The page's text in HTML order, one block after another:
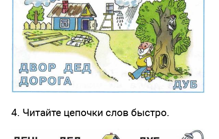
4. Читайте цепочки слов быстро.